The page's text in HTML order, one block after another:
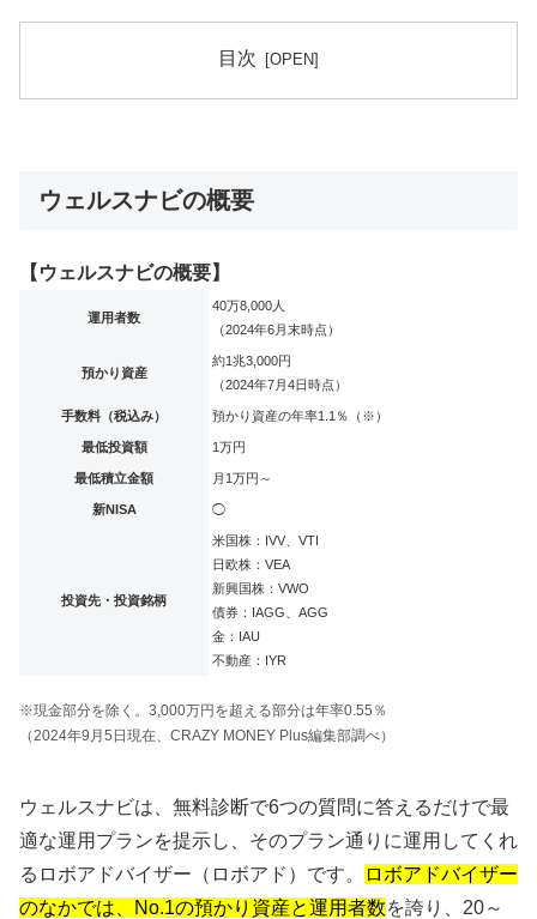
目次
ウェルスナビの概要
【ウェルスナビの概要】
運用者数
40万8,000人
（2024年6月末時点）
預かり資産
約1兆3,000円
（2024年7月4日時点）
手数料（税込み） 預かり資産の年率1.1％（※）
最低投資額 1万円
最低積立金額 月1万円～
新NISA ◯
投資先・投資銘柄
米国株：IVV、VTI
日欧株：VEA
新興国株：VWO
債券：IAGG、AGG
金：IAU
不動産：IYR
※現金部分を除く。3,000万円を超える部分は年率0.55％
（2024年9月5日現在、CRAZY MONEY Plus編集部調べ）
ウェルスナビは、無料診断で6つの質問に答えるだけで最
適な運用プランを提示し、そのプラン通りに運用してくれ
るロボアドバイザー（ロボアド）です。
ロボアドバイザー
のなかでは、No.1の預かり資産と運用者数を誇り、20～